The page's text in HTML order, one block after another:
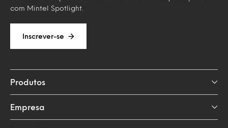
com Mintel Spotlight.
Inscrever-se
Produtos
Empresa